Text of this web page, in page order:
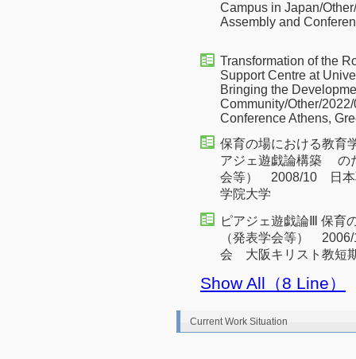
Campus in Japan/
Assembly and
Transformation of the
Support Centre at
Bringing the
Community/Other/
Conference Athens,
保育の場における教育
アジェ遊戯論構築 の
会等） 2008/10 日本
学院大学
ピアジェ遊戯論Ⅲ 保育
（発表学会等）
会 大阪キリスト教短
Show All（8 Line）
Current Work Situation